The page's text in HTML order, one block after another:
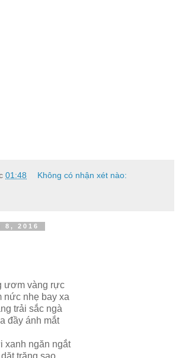
01:48 Không có nhận xét nào:
8, 2016
ươm vàng rực
nức nhẹ bay xa
trải sắc ngà
đầy ánh mắt
xanh ngăn ngắt